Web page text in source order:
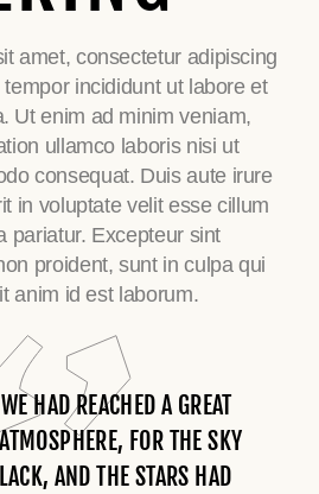
amet, consectetur adipiscing
incididunt ut labore et
Ut enim ad minim veniam,
ullamco laboris nisi ut
consequat. Duis aute irure
in voluptate velit esse cillum
pariatur. Excepteur sint
proident, sunt in culpa qui
anim id est laborum.
HAD REACHED A GREAT
FOR THE SKY
AND THE STARS HAD